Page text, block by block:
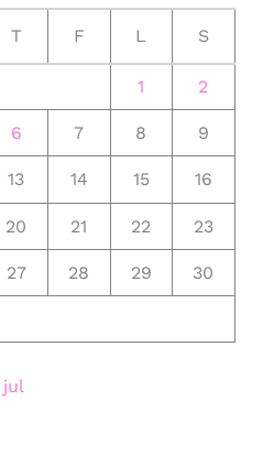
T F L S
1 2
6 7 8 9
13 14 15 16
20 21 22 23
27 28 29 30
jul